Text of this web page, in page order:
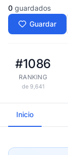
0 guardados
Guardar
#1086
RANKING
de 9,641
Inicio